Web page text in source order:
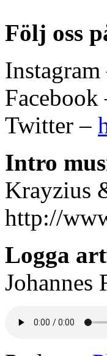
Följ oss
Facebook
Twitter –
Intro
Krayzius
http://
Logga
Johannes